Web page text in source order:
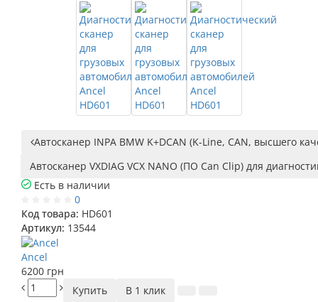
Автосканер INPA BMW K+DCAN (K-Line, CAN, высшего
Автосканер VXDIAG VCX NANO (ПО Can Clip) для
Есть в наличии
0
Код товара: HD601
Артикул: 13544
Ancel
6200 грн
Купить
В 1 клик